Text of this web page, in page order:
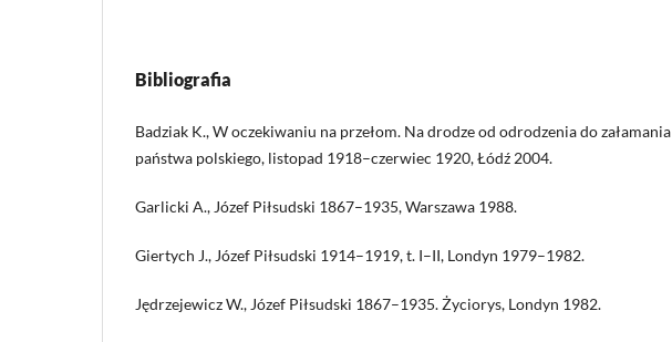
Bibliografia
Badziak K., W oczekiwaniu na przełom. Na drodze od odrodzenia do załamania
państwa polskiego, listopad 1918–czerwiec 1920, Łódź 2004.
Garlicki A., Józef Piłsudski 1867–1935, Warszawa 1988.
Giertych J., Józef Piłsudski 1914–1919, t. I–II, Londyn 1979–1982.
Jędrzejewicz W., Józef Piłsudski 1867–1935. Życiorys, Londyn 1982.